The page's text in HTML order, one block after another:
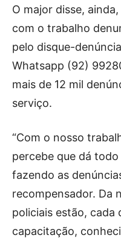
O major disse,
com o trabalho
pelo disque-
Whatsapp (92)
mais de 12 mil
serviço.
“Com o nosso
percebe que dá
fazendo as
recompensador. Da
policiais estão, cada
capacitação,